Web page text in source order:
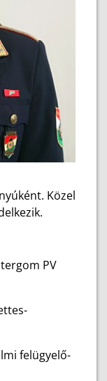
Közel
PV
felügyelő-